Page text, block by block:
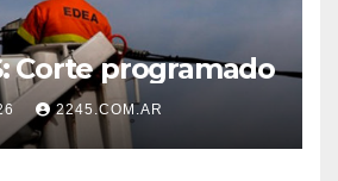
Corte programado
2245.COM.AR